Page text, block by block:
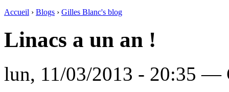
Accueil › Blogs › Gilles Blanc's blog
Linacs a un an !
lun, 11/03/2013 - 20:35 —